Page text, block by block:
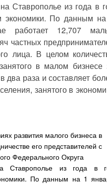
Ставрополье из года в
экономики. По данным
работает 12,707
частных
лица. В целом
в малом бизнесе
два раза и составляет
занятого в
развития малого бизнеса в
его представителей с
Федерального Округа
Ставрополье из года в
По данным на 1